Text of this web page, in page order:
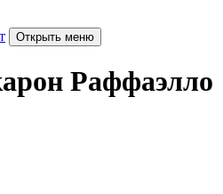
Открыть меню
Раффаэлло